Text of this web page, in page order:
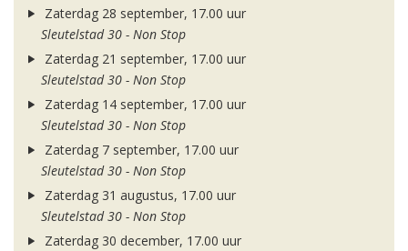
Zaterdag 28 september, 17.00 uur
Sleutelstad 30 - Non Stop
Zaterdag 21 september, 17.00 uur
Sleutelstad 30 - Non Stop
Zaterdag 14 september, 17.00 uur
Sleutelstad 30 - Non Stop
Zaterdag 7 september, 17.00 uur
Sleutelstad 30 - Non Stop
Zaterdag 31 augustus, 17.00 uur
Sleutelstad 30 - Non Stop
Zaterdag 30 december, 17.00 uur